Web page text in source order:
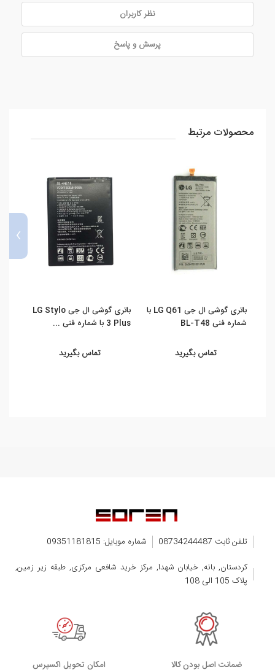
نظر کاربران
پرسش و پاسخ
محصولات مرتبط
باتری گوشی ال جی LG Q61 با
شماره فنی BL-T48
تماس بگیرید
باتری گوشی ال جی LG Stylo
3 Plus با شماره فنی ...
تماس بگیرید
›
تلفن ثابت 08734244487
شماره موبایل: 09351181815
کردستان, بانه, خیابان شهدا, مرکز خرید شافعی مرکزی, طبقه زیر زمین,
پلاک 105 الی 108
ضمانت اصل بودن کالا اﻣﮑﺎن ﺗﺤﻮﯾﻞ اﮐﺴﭙﺮس